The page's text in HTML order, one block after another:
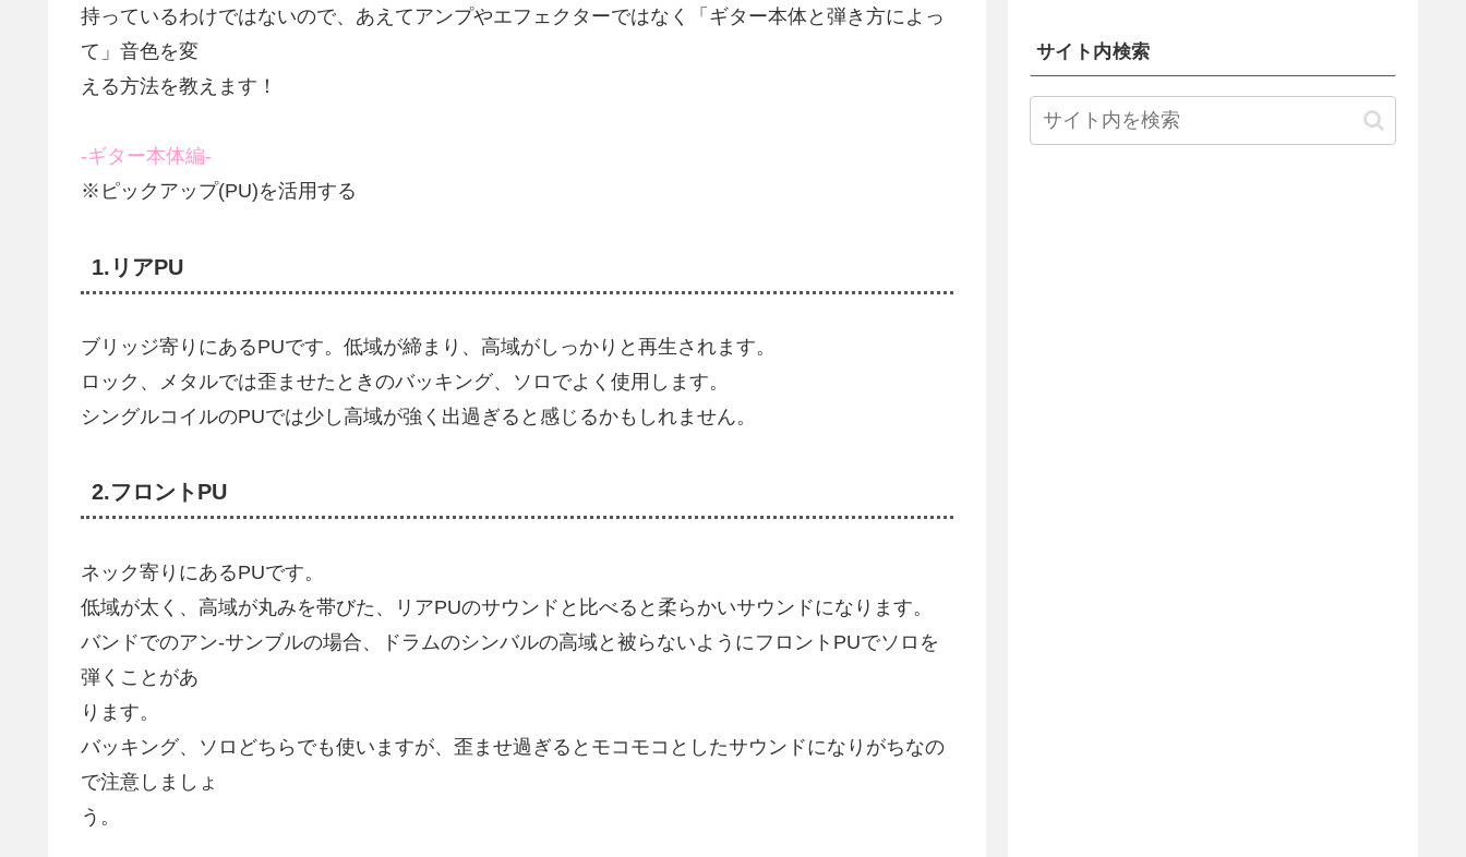
持っているわけではないので、あえてアンプやエフェクターではなく「ギター本体と弾き方によっ
て」音色を変
える方法を教えます！
-ギター本体編-
※ピックアップ(PU)を活用する
1.リアPU
ブリッジ寄りにあるPUです。低域が締まり、高域がしっかりと再生されます。
ロック、メタルでは歪ませたときのバッキング、ソロでよく使用します。
シングルコイルのPUでは少し高域が強く出過ぎると感じるかもしれません。
2.フロントPU
ネック寄りにあるPUです。
低域が太く、高域が丸みを帯びた、リアPUのサウンドと比べると柔らかいサウンドになります。
バンドでのアン-サンブルの場合、ドラムのシンバルの高域と被らないようにフロントPUでソロを
弾くことがあ
ります。
バッキング、ソロどちらでも使いますが、歪ませ過ぎるとモコモコとしたサウンドになりがちなの
で注意しましょ
う。
サイト内検索